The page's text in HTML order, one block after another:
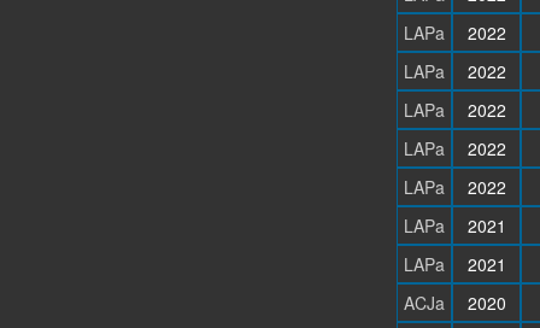
LAPa
2022
LAPa
2022
LAPa
2022
LAPa
2022
LAPa
2022
LAPa
2021
LAPa
2021
ACJa
2020